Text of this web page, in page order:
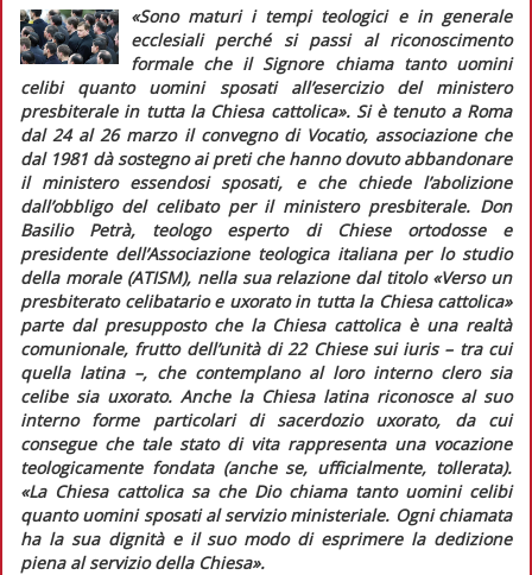
«Sono maturi i tempi teologici e in generale
ecclesiali perché si passi al riconoscimento
formale che il Signore chiama tanto uomini
celibi quanto uomini sposati all’esercizio del ministero
presbiterale in tutta la Chiesa cattolica».Si è tenuto a Roma
dal 24 al 26 marzo il convegno di Vocatio, associazione che
dal 1981 dà sostegno ai preti che hanno dovuto abbandonare
il ministero essendosi sposati, e che chiede l’abolizione
dall’obbligo del celibato per il ministero presbiterale. Don
Basilio Petrà, teologo esperto di Chiese ortodosse e
presidente dell’Associazione teologica italiana per lo studio
della morale (ATISM), nella sua relazione dal titolo «Verso un
presbiterato celibatario e uxorato in tutta la Chiesa cattolica»
parte dal presupposto che la Chiesa cattolica è una realtà
comunionale, frutto dell’unità di 22 Chiese sui iuris– tra cui
quella latina –, che contemplano al loro interno clero sia
celibe sia uxorato. Anche la Chiesa latina riconosce al suo
interno forme particolari di sacerdozio uxorato, da cui
consegue che tale stato di vita rappresenta una vocazione
teologicamente fondata (anche se, ufficialmente, tollerata).
«La Chiesa cattolica sa che Dio chiama tanto uomini celibi
quanto uomini sposati al servizio ministeriale. Ogni chiamata
ha la sua dignità e il suo modo di esprimere la dedizione
piena al servizio della Chiesa».